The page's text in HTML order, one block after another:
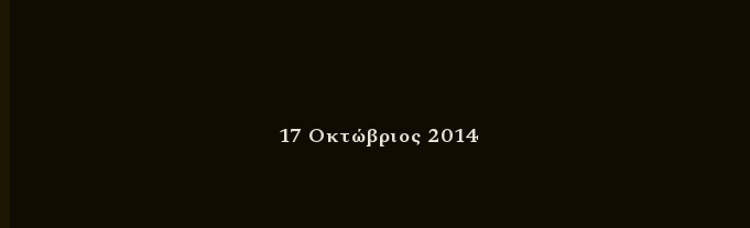
17 Οκτώβριος 2014